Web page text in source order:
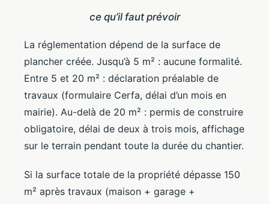
ce qu’il faut prévoir
La réglementation dépend de la surface de
plancher créée. Jusqu’à 5 m² : aucune formalité.
Entre 5 et 20 m² : déclaration préalable de
travaux (formulaire Cerfa, délai d’un mois en
mairie). Au-delà de 20 m² : permis de construire
obligatoire, délai de deux à trois mois, affichage
sur le terrain pendant toute la durée du chantier.
Si la surface totale de la propriété dépasse 150
m² après travaux (maison + garage +